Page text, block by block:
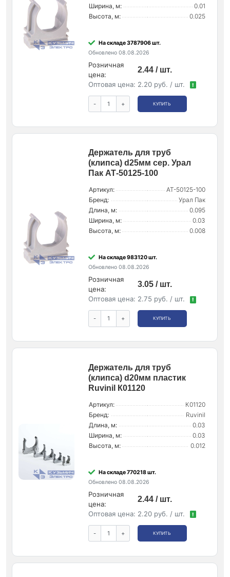
Ширина, м:
0.01
Высота, м:
0.025
На складе 3787906 шт.
Обновлено 08.08.2026
Розничная
цена:
2.44 / шт.
Оптовая цена: 2.20 руб. / шт. !
- + КУПИТЬ
Держатель для труб
(клипса) d25мм сер. Урал
Пак АТ-50125-100
Артикул:
АТ-50125-100
Бренд:
Урал Пак
Длина, м:
0.095
Ширина, м:
0.03
Высота, м:
0.008
На складе 983120 шт.
Обновлено 08.08.2026
Розничная
цена:
3.05 / шт.
Оптовая цена: 2.75 руб. / шт. !
- + КУПИТЬ
Держатель для труб
(клипса) d20мм пластик
Ruvinil К01120
Артикул:
К01120
Бренд:
Ruvinil
Длина, м:
0.03
Ширина, м:
0.03
Высота, м:
0.012
На складе 770218 шт.
Обновлено 08.08.2026
Розничная
цена:
2.44 / шт.
Оптовая цена: 2.20 руб. / шт. !
- + КУПИТЬ